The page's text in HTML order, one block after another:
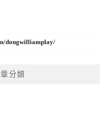
dongwilliamplay/
分類